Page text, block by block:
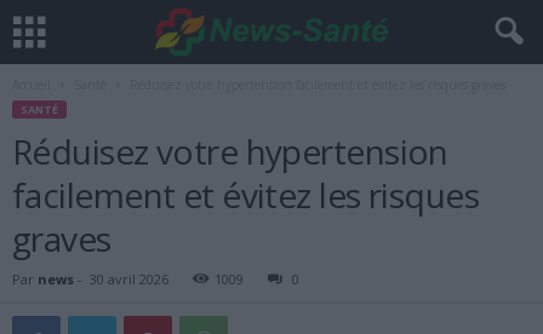
SANTÉ
Réduisez votre hypertension
facilement et évitez les risques
graves
Par news - 30 avril 2026 1009 0